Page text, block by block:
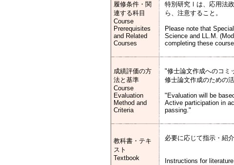
履修条件・関
連する科目
Course
Prerequisites
and Related
Courses
特別研究Ⅰは、応用法
ら、注意すること。
Please note that
Science and LL.M.
completing these
成績評価の方
法と基準
Course
Evaluation
Method and
Criteria
"修士論文作成へのコミ
修士論文作成のための
"Evaluation will be
Active participation in
passing."
教科書・テキ
スト
Textbook
必要に応じて指示・紹介
Instructions for